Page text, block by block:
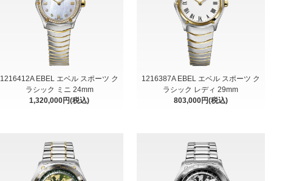
1216412A EBEL エベル スポーツ ク
ラシック ミニ 24mm
1,320,000円(税込)
1216387A EBEL エベル スポーツ ク
ラシック レディ 29mm
803,000円(税込)